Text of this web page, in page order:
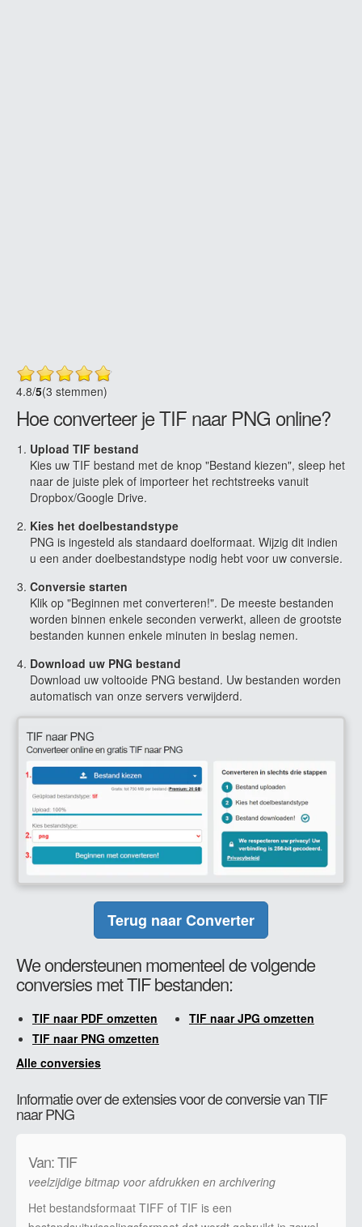
4.8/5(3 stemmen)
Hoe converteer je TIF naar PNG online?
Upload TIF bestand
Kies uw TIF bestand met de knop "Bestand kiezen", sleep het
naar de juiste plek of importeer het rechtstreeks vanuit
Dropbox/Google Drive.
Kies het doelbestandstype
PNG is ingesteld als standaard doelformaat. Wijzig dit indien
u een ander doelbestandstype nodig hebt voor uw conversie.
Conversie starten
Klik op "Beginnen met converteren!". De meeste bestanden
worden binnen enkele seconden verwerkt, alleen de grootste
bestanden kunnen enkele minuten in beslag nemen.
Download uw PNG bestand
Download uw voltooide PNG bestand. Uw bestanden worden
automatisch van onze servers verwijderd.
Terug naar Converter
We ondersteunen momenteel de volgende
conversies met TIF bestanden:
TIF naar PDF omzetten
TIF naar JPG omzetten
TIF naar PNG omzetten
Alle conversies
Informatie over de extensies voor de conversie van TIF
naar PNG
Van: TIF
veelzijdige bitmap voor afdrukken en archivering
Het bestandsformaat TIFF of TIF is een